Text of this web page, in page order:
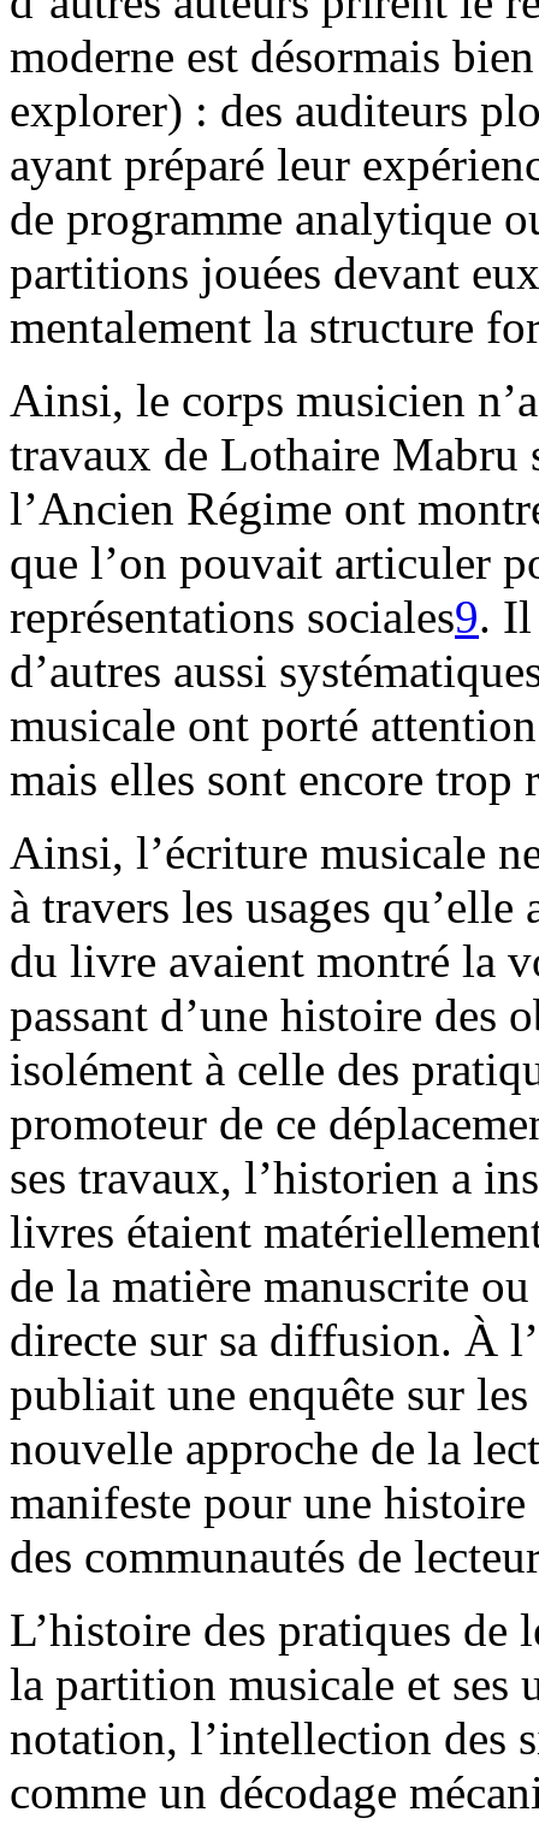
moderne est désormais
explorer) : des auditeurs
ayant préparé leur
de programme analytique
partitions jouées devant
mentalement la structure
Ainsi, le corps musicien
travaux de Lothaire Mabru
l’Ancien Régime ont
que l’on pouvait articuler
représentations sociales9. Il
d’autres aussi
musicale ont porté
mais elles sont encore trop
Ainsi, l’écriture musicale
à travers les usages
du livre avaient montré la
passant d’une histoire des
isolément à celle des
promoteur de ce
ses travaux, l’historien a
livres étaient
de la matière manuscrite
directe sur sa diffusion. À
publiait une enquête sur
nouvelle approche de la
manifeste pour une
des communautés de
L’histoire des pratiques de
la partition musicale et ses
notation, l’intellection des
comme un décodage